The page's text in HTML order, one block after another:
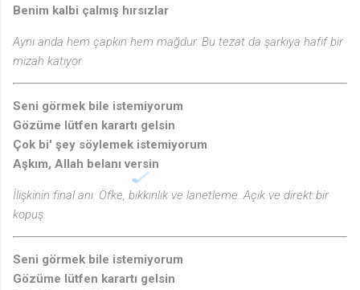
Benim kalbi çalmış hırsızlar
Aynı anda hem çapkın hem mağdur. Bu tezat da şarkıya hafif bir
mizah katıyor.
Seni görmek bile istemiyorum
Gözüme lütfen karartı gelsin
Çok bi' şey söylemek istemiyorum
Aşkım, Allah belanı versin
İlişkinin final anı. Öfke, bıkkınlık ve lanetleme. Açık ve direkt bir
kopuş.
Seni görmek bile istemiyorum
Gözüme lütfen karartı gelsin